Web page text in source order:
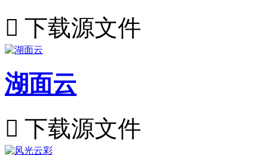
 下载源文件
湖面云
 下载源文件